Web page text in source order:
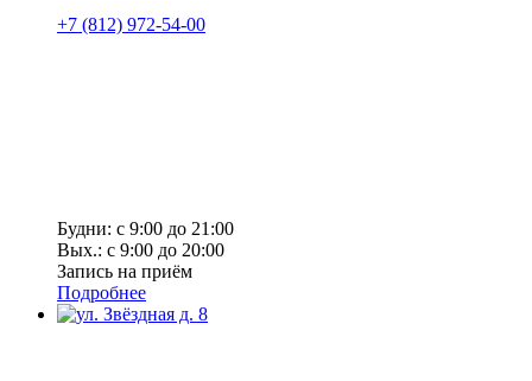
+7 (812) 972-54-00
Будни: с 9:00 до 21:00
Вых.: с 9:00 до 20:00
Запись на приём
Подробнее